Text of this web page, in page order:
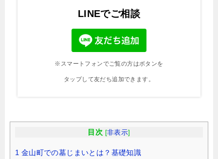
LINEでご相談
※スマートフォンでご覧の方はボタンを
タップして友だち追加できます。
目次 [非表示]
1 金山町での墓じまいとは？基礎知識